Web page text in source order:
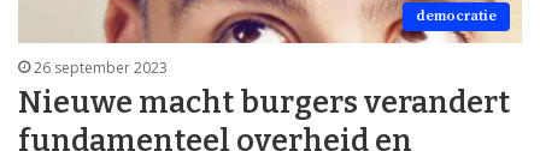
democratie
26 september 2023
Nieuwe macht burgers verandert
fundamenteel overheid en